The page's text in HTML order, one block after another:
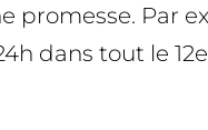
promesse. Par
dans tout le